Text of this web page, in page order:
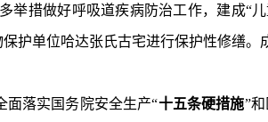
举措做好呼吸道疾病防治工作，建成“
护单位哈达张氏古宅进行保护性修缮。
面落实国务院安全生产“十五条硬措施”